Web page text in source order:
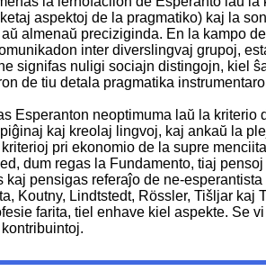
aspektoj de la pragmatiko) kaj la
almenaŭ preciziginda. En la kampo
inter diverslingvaj grupoj,
signifas nuligi sociajn distingojn, kiel
de tiu detala pragmatika
Esperanton neoptimuma laŭ la
kaj kreolaj lingvoj, kaj ankaŭ la
pri ekonomio de la supre
dum regas la Fundamento, tiaj
kaj pensigas referaĵo de ne-
Koutny, Lindtstedt, Rössler, Tišljar
farita, tiel enhave kiel aspekte. Se